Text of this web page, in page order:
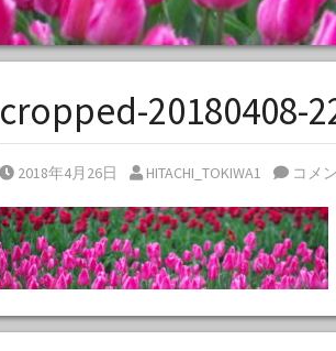
cropped-20180408-
Posted on
2018年4月26日 Posted by
HITACHI_TOKIWA1 コメ